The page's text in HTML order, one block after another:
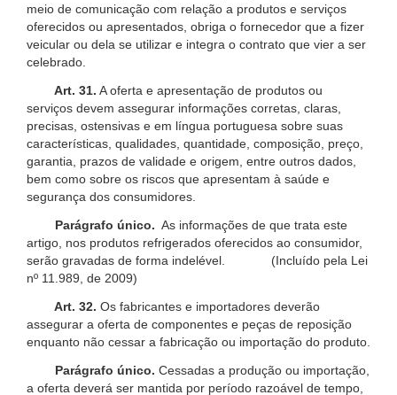
meio de comunicação com relação a produtos e serviços
oferecidos ou apresentados, obriga o fornecedor que a fizer
veicular ou dela se utilizar e integra o contrato que vier a ser
celebrado.
Art. 31. A oferta e apresentação de produtos ou
serviços devem assegurar informações corretas, claras,
precisas, ostensivas e em língua portuguesa sobre suas
características, qualidades, quantidade, composição, preço,
garantia, prazos de validade e origem, entre outros dados,
bem como sobre os riscos que apresentam à saúde e
segurança dos consumidores.
Parágrafo único. As informações de que trata este
artigo, nos produtos refrigerados oferecidos ao consumidor,
serão gravadas de forma indelével. (Incluído pela Lei
nº 11.989, de 2009)
Art. 32. Os fabricantes e importadores deverão
assegurar a oferta de componentes e peças de reposição
enquanto não cessar a fabricação ou importação do produto.
Parágrafo único. Cessadas a produção ou importação,
a oferta deverá ser mantida por período razoável de tempo,